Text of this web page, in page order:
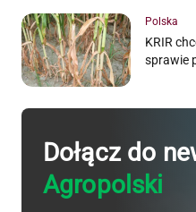
Polska
KRIR
sprawie
Dołącz do
Agropolski